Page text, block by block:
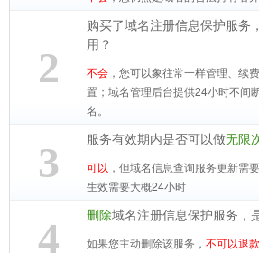
2
购买了域名注册信息保护服务，
用？
不会 ，您可以象往常一样管理、续
置；域名管理后台提供24小时不间
名。
3 服务有效期内是否可以做无限
可以 ，但域名信息查询服务更新需
生效需要大概24小时
4 删除域名注册信息保护服务，
如果您主动删除该服务， 不可以退款